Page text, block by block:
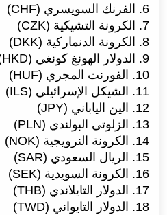
6. الفرنك السويسري (CHF)
7. الكرونة التشيكية (CZK)
8. الكرونة الدنماركية (DKK)
9. الدولار الهونغ كونغي (HKD)
10. الفورنت المجري (HUF)
11. الشيكل الإسرائيلي (ILS)
12. الين الياباني (JPY)
13. الزلوتي البولندي (PLN)
14. الكرونة النرويجية (NOK)
15. الريال السعودي (SAR)
16. الكرونة السويدية (SEK)
17. الدولار التايلاندي (THB)
18. الدولار التايواني (TWD)